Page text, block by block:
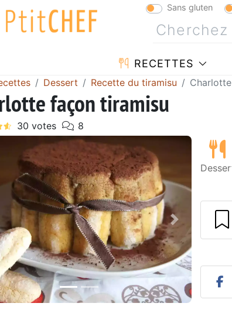
Sans gluten
RECETTES
Dessert Recette du tiramisu
façon tiramisu
Suivant